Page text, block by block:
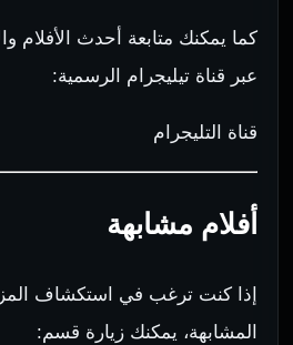
كما يمكنك متابعة أحدث الأفلام
عبر قناة تيليجرام الرسمية:
قناة التليجرام
أفلام مشابهة
إذا كنت ترغب في استكشاف
المشابهة، يمكنك زيارة قسم: